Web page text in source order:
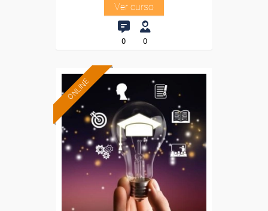
Ver curso
0 0
ONLINE
Formación 100%
subvencionada.
Para desempleados,
trabajadores y autónomos.
Sector
-Educación.